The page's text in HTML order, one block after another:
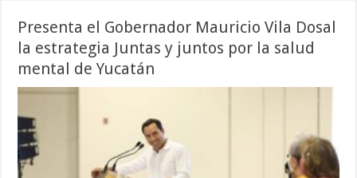
Presenta el Gobernador Mauricio Vila Dosal
la estrategia Juntas y juntos por la salud
mental de Yucatán